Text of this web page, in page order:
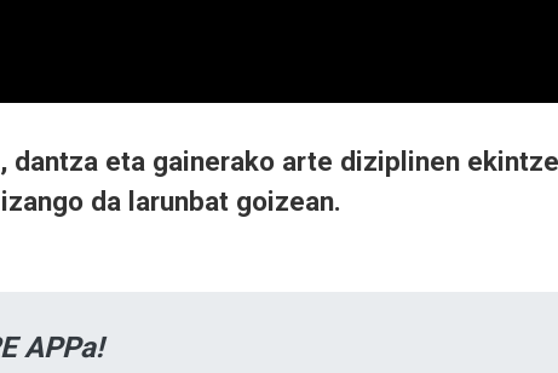
dantza eta gainerako arte diziplinen
da larunbat goizean.
APPa!